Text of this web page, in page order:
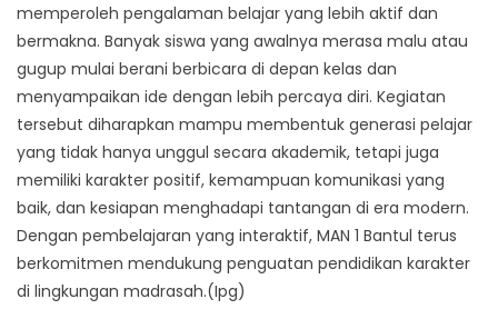
memperoleh pengalaman belajar yang lebih aktif dan
bermakna. Banyak siswa yang awalnya merasa malu atau
gugup mulai berani berbicara di depan kelas dan
menyampaikan ide dengan lebih percaya diri. Kegiatan
tersebut diharapkan mampu membentuk generasi pelajar
yang tidak hanya unggul secara akademik, tetapi juga
memiliki karakter positif, kemampuan komunikasi yang
baik, dan kesiapan menghadapi tantangan di era modern.
Dengan pembelajaran yang interaktif, MAN 1 Bantul terus
berkomitmen mendukung penguatan pendidikan karakter
di lingkungan madrasah.(Ipg)